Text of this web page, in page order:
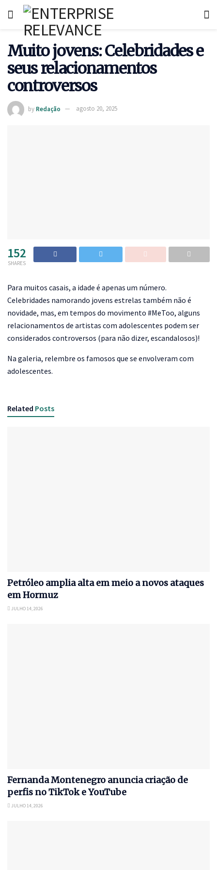
Muito jovens: Celebridades e
seus relacionamentos
controversos
by Redação agosto 20, 2025
152
SHARES
Para muitos casais, a idade é apenas um número.
Celebridades namorando jovens estrelas também não é
novidade, mas, em tempos do movimento #MeToo, alguns
relacionamentos de artistas com adolescentes podem ser
considerados controversos (para não dizer, escandalosos)!
Na galeria, relembre os famosos que se envolveram com
adolescentes.
Related Posts
Petróleo amplia alta em meio a novos ataques
em Hormuz
JULHO 14, 2026
Fernanda Montenegro anuncia criação de
perfis no TikTok e YouTube
JULHO 14, 2026